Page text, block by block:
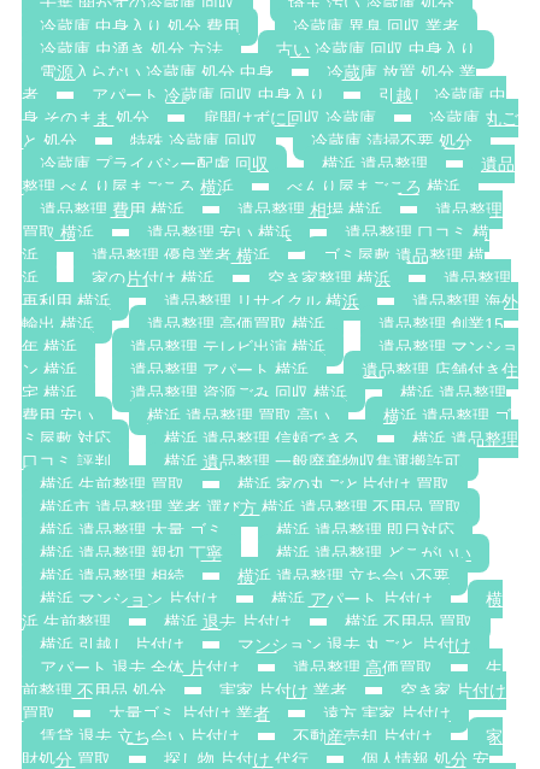
冷蔵庫 中身入り 処分 費用
冷蔵庫 異臭 回収 業者
冷蔵庫 虫湧き 処分 方法
古い 冷蔵庫 回収 中身入り
電源入らない 冷蔵庫 処分 中身
冷蔵庫 放置 処分 業
者
アパート 冷蔵庫 回収 中身入り
引越し 冷蔵庫 中
身 そのまま 処分
扉開けずに回収 冷蔵庫
冷蔵庫 丸ご
と 処分
特殊 冷蔵庫 回収
冷蔵庫 清掃不要 処分
冷蔵庫 プライバシー配慮 回収
横浜 遺品整理
遺品
整理 べんり屋まごころ 横浜
べんり屋まごころ 横浜
遺品整理 費用 横浜
遺品整理 相場 横浜
遺品整理
買取 横浜
遺品整理 安い 横浜
遺品整理 口コミ 横
浜
遺品整理 優良業者 横浜
ゴミ屋敷 遺品整理 横
浜
家の片付け 横浜 空き家整理 横浜
遺品整理
再利用 横浜
遺品整理 リサイクル 横浜
遺品整理 海外
輸出 横浜
遺品整理 高価買取 横浜
遺品整理 創業15
年 横浜
遺品整理 テレビ出演 横浜
遺品整理 マンショ
ン 横浜
遺品整理 アパート 横浜
遺品整理 店舗付き住
宅 横浜
遺品整理 資源ごみ 回収 横浜
横浜 遺品整理
費用 安い
横浜 遺品整理 買取 高い
横浜 遺品整理 ゴ
ミ屋敷 対応
横浜 遺品整理 信頼できる
横浜 遺品整理
口コミ 評判
横浜 遺品整理 一般廃棄物収集運搬許可
横浜 生前整理 買取
横浜 家の丸ごと片付け 買取
横浜市 遺品整理 業者 選び方 横浜 遺品整理 不用品 買取
横浜 遺品整理 大量 ゴミ
横浜 遺品整理 即日対応
横浜 遺品整理 親切 丁寧
横浜 遺品整理 どこがいい
横浜 遺品整理 相続
横浜 遺品整理 立ち合い不要
横浜 マンション 片付け
横浜 アパート 片付け
横
浜 生前整理
横浜 退去 片付け
横浜 不用品 買取
横浜 引越し 片付け
マンション 退去 丸ごと 片付け
アパート 退去 全体 片付け
遺品整理 高価買取
生
前整理 不用品 処分
実家 片付け 業者
空き家 片付け
買取
大量ゴミ 片付け 業者
遠方 実家 片付け
賃貸 退去 立ち会い 片付け
不動産売却 片付け
家
財処分 買取
探し物 片付け 代行
個人情報 処分 安